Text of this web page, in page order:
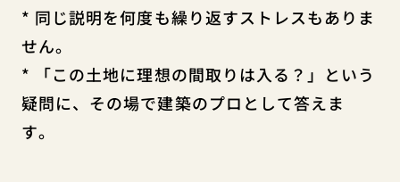
* 同じ説明を何度も繰り返すストレスもありま
せん。
* 「この土地に理想の間取りは入る？」という
疑問に、その場で建築のプロとして答えま
す。